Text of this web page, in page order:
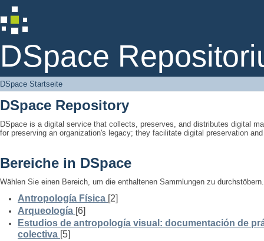
DSpace
DSpace Startseite
DSpace Startseite
DSpace Repository
DSpace is a digital service that collects, preserves, and distributes digital
for preserving an organization's legacy; they facilitate digital preservation
Bereiche in DSpace
Wählen Sie einen Bereich, um die enthaltenen Sammlungen zu durchstöbern.
Antropología Física [2]
Arqueología [6]
Estudios de antropología visual: documentación de
colectiva [5]